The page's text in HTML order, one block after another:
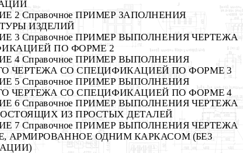
2 Справочное ПРИМЕР ЗАПОЛНЕНИЯ
ИЗДЕЛИЙ
3 Справочное ПРИМЕР ВЫПОЛНЕНИЯ ЧЕРТЕЖА
ПО ФОРМЕ 2
4 Справочное ПРИМЕР ВЫПОЛНЕНИЯ
ЧЕРТЕЖА СО СПЕЦИФИКАЦИЕЙ ПО ФОРМЕ 3
5 Справочное ПРИМЕР ВЫПОЛНЕНИЯ
ЧЕРТЕЖА СО СПЕЦИФИКАЦИЕЙ ПО ФОРМЕ 4
6 Справочное ПРИМЕР ВЫПОЛНЕНИЯ ЧЕРТЕЖА
ИЗ ПРОСТЫХ ДЕТАЛЕЙ
7 Справочное ПРИМЕР ВЫПОЛНЕНИЯ ЧЕРТЕЖА
АРМИРОВАННОЕ ОДНИМ КАРКАСОМ (БЕЗ